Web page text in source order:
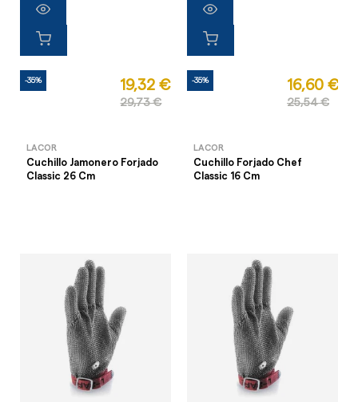
-35% 19,32 €
29,73 €
LACOR
Cuchillo Jamonero Forjado
Classic 26 Cm
-35% 16,60 €
25,54 €
LACOR
Cuchillo Forjado Chef
Classic 16 Cm